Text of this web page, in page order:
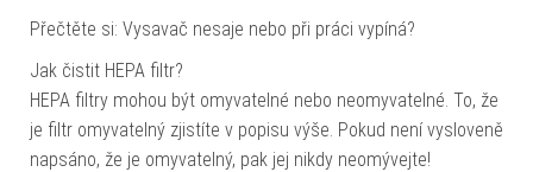
Přečtěte si: Vysavač nesaje nebo při práci vypíná?
Jak čistit HEPA filtr?
HEPA filtry mohou být omyvatelné nebo neomyvatelné. To, že
je filtr omyvatelný zjistíte v popisu výše. Pokud není vysloveně
napsáno, že je omyvatelný, pak jej nikdy neomývejte!